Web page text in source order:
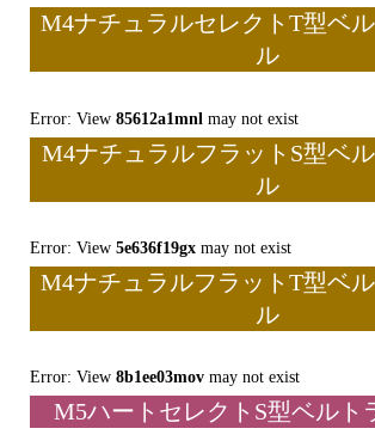
M4ナチュラルセレクトT型ベ
ル
Error: View 85612a1mnl may not exist
M4ナチュラルフラットS型ベ
ル
Error: View 5e636f19gxmay not exist
M4ナチュラルフラットT型ベ
ル
Error: View 8b1ee03movmay not exist
M5ハートセレクトS型ベルト